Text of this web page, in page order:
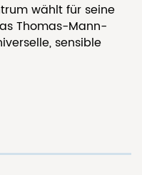
wählt für seine
Thomas-Mann-
sensible